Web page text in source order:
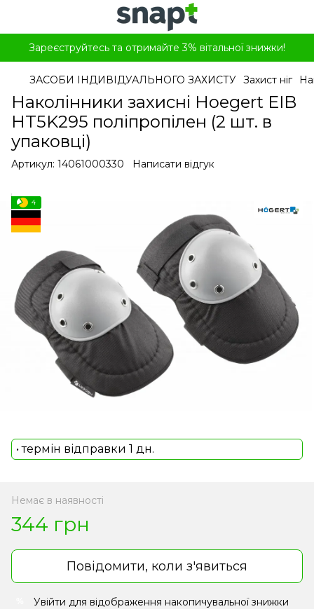
Зареєструйтесь та отримайте 3% вітальної знижки!
ЗАСОБИ ІНДИВІДУАЛЬНОГО ЗАХИСТУ Захист ніг
Наколінники захисні Hoegert EIB
HT5K295 поліпропілен (2 шт. в
упаковці)
Артикул: 14061000330 Написати відгук
4
• термін відправки 1 дн.
Немає в наявності
344 грн
Повідомити, коли з'явиться
Увійти для відображення накопичувальної знижки